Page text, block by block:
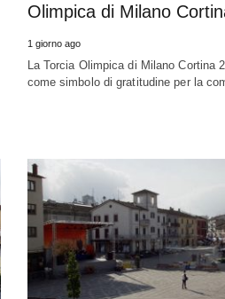
Olimpica di Milano
1 giorno ago
La Torcia Olimpica di Milano Cortina
come simbolo di gratitudine per la